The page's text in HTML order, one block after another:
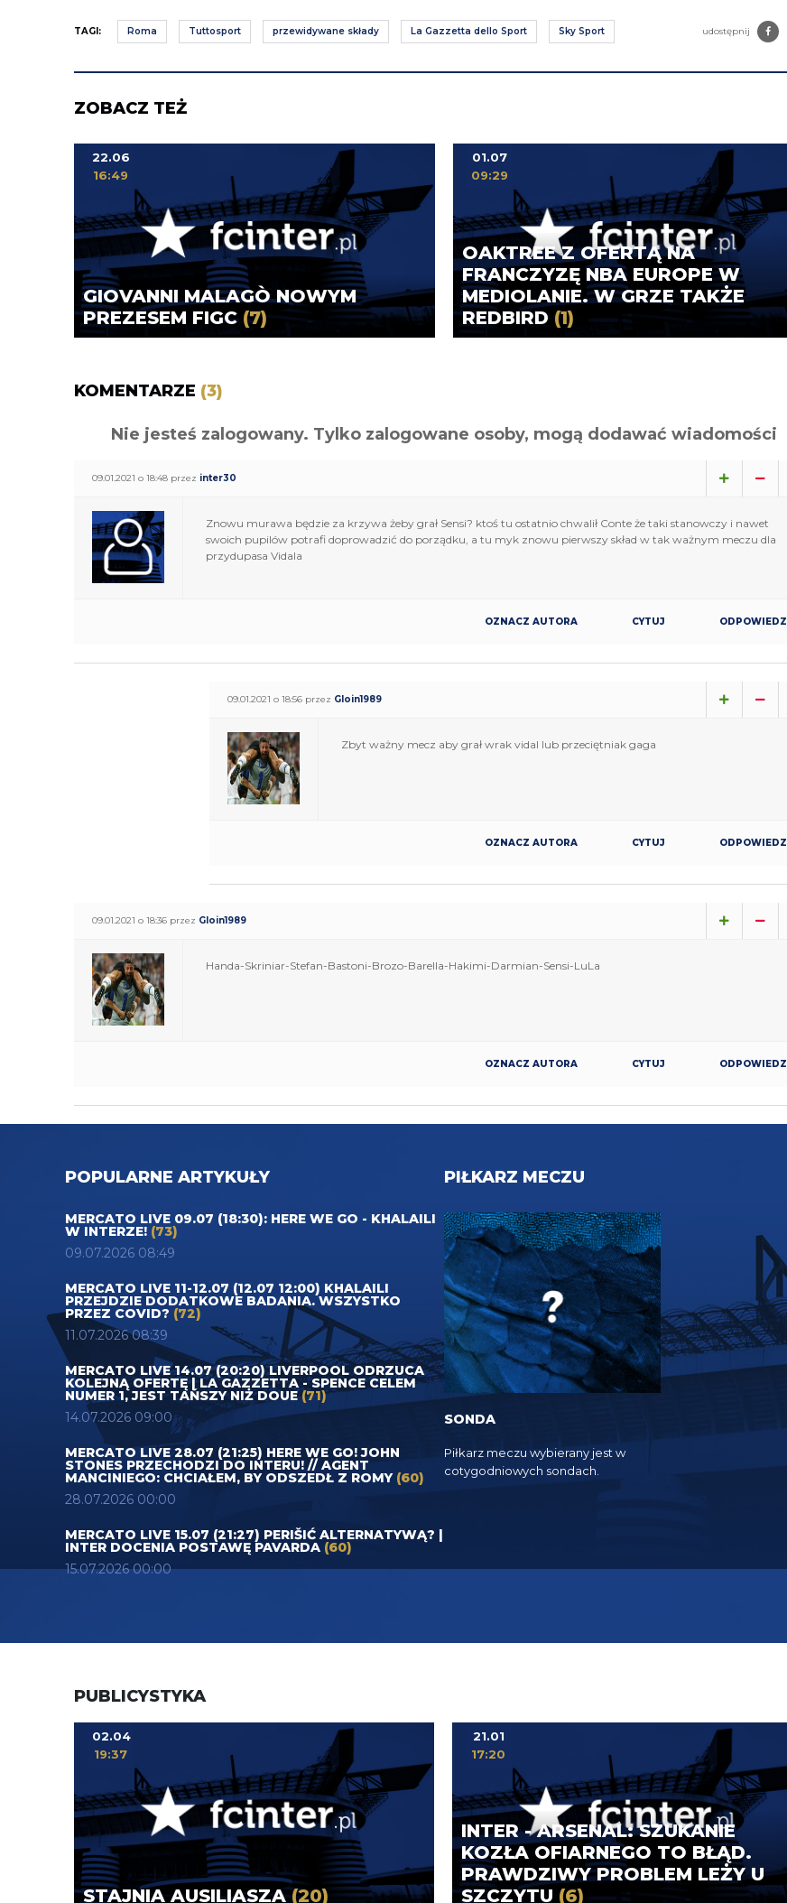
TAGI: Roma Tuttosport przewidywane składy La Gazzetta dello Sport Sky Sport udostępnij
ZOBACZ TEŻ
GIOVANNI MALAGÒ NOWYM
PREZESEM FIGC (7)
22.06
16:49
OAKTREE Z OFERTĄ NA
FRANCZYZĘ NBA EUROPE W
MEDIOLANIE. W GRZE TAKŻE
REDBIRD (1)
01.07
09:29
KOMENTARZE (3)
Nie jesteś zalogowany. Tylko zalogowane osoby, mogą dodawać wiadomości
09.01.2021 o 18:48 przez inter30
Znowu murawa będzie za krzywa żeby grał Sensi? ktoś tu ostatnio chwalił Conte że taki stanowczy i nawet
swoich pupilów potrafi doprowadzić do porządku, a tu myk znowu pierwszy skład w tak ważnym meczu dla
przydupasa Vidala
OZNACZ AUTORA CYTUJ ODPOWIEDZ
09.01.2021 o 18:56 przez Gloin1989
Zbyt ważny mecz aby grał wrak vidal lub przeciętniak gaga
OZNACZ AUTORA CYTUJ ODPOWIEDZ
09.01.2021 o 18:36 przez Gloin1989
Handa-Skriniar-Stefan-Bastoni-Brozo-Barella-Hakimi-Darmian-Sensi-LuLa
OZNACZ AUTORA CYTUJ ODPOWIEDZ
POPULARNE ARTYKUŁY
MERCATO LIVE 09.07 (18:30): HERE WE GO - KHALAILI
W INTERZE! (73)
09.07.2026 08:49
MERCATO LIVE 11-12.07 (12.07 12:00) KHALAILI
PRZEJDZIE DODATKOWE BADANIA. WSZYSTKO
PRZEZ COVID? (72)
11.07.2026 08:39
MERCATO LIVE 14.07 (20:20) LIVERPOOL ODRZUCA
KOLEJNĄ OFERTĘ | LA GAZZETTA - SPENCE CELEM
NUMER 1, JEST TAŃSZY NIŻ DOUE(71)
14.07.2026 09:00
MERCATO LIVE 28.07 (21:25) HERE WE GO! JOHN
STONES PRZECHODZI DO INTERU! // AGENT
MANCINIEGO: CHCIAŁEM, BY ODSZEDŁ Z ROMY (60)
28.07.2026 00:00
MERCATO LIVE 15.07 (21:27) PERIŠIĆ ALTERNATYWĄ? |
INTER DOCENIA POSTAWĘ PAVARDA (60)
15.07.2026 00:00
PIŁKARZ MECZU
SONDA
Piłkarz meczu wybierany jest w
cotygodniowych sondach.
PUBLICYSTYKA
STAJNIA AUSILIASZA(20)
02.04
19:37
INTER - ARSENAL: SZUKANIE
KOZŁA OFIARNEGO TO BŁĄD.
PRAWDZIWY PROBLEM LEŻY U
SZCZYTU (6)
21.01
17:20